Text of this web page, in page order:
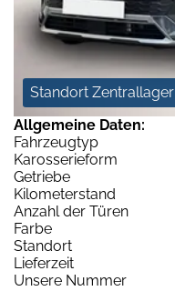
Standort Zentrallager
Allgemeine Daten:
Fahrzeugtyp
Karosserieform
Getriebe
Kilometerstand
Anzahl der Türen
Farbe
Standort
Lieferzeit
Unsere Nummer